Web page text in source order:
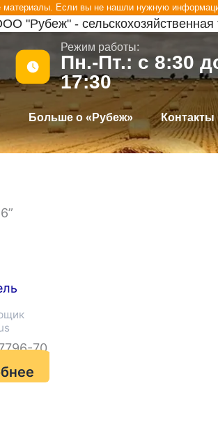
Если вы не нашли нужную
"Рубеж" - сельскохозяйственная
Режим работы:
Пн.-Пт.: с 8:30
17:30
Больше о «Рубеж» Контакты
70